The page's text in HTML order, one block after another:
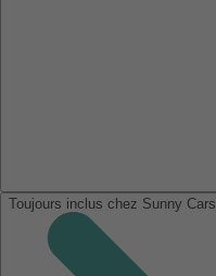
Toujours inclus chez Sunny Cars